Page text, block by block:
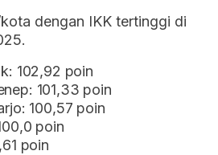
dengan IKK tertinggi di
102,92 poin
101,33 poin
100,57 poin
poin
poin